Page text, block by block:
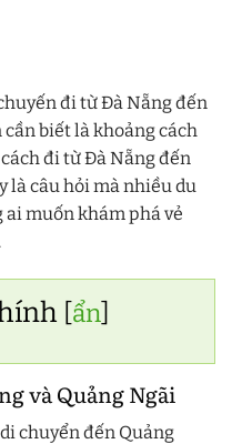
đi từ Đà Nẵng đến
biết là khoảng cách
đi từ Đà Nẵng đến
là câu hỏi mà nhiều du
muốn khám phá vẻ
[ẩn]
và Quảng Ngãi
chuyển đến Quảng